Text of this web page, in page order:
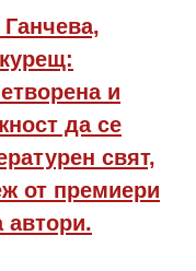
и
да се
свят,
от премиери
автори.